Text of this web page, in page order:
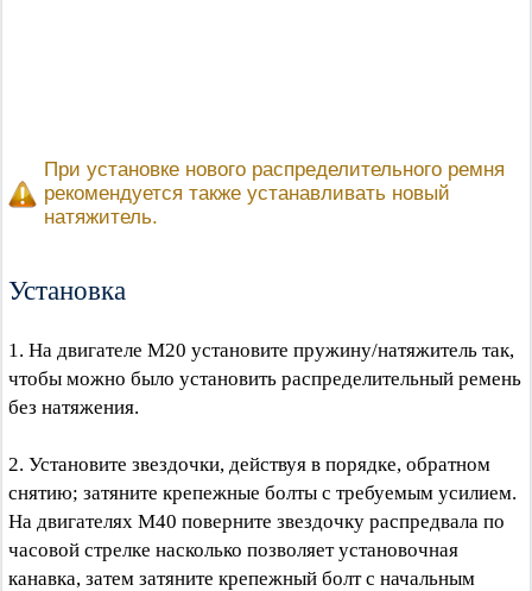
При установке нового распределительного ремня
рекомендуется также устанавливать новый
натяжитель.
Установка
1. На двигателе М20 установите пружину/натяжитель так,
чтобы можно было установить распределительный ремень
без натяжения.
2. Установите звездочки, действуя в порядке, обратном
снятию; затяните крепежные болты с требуемым усилием.
На двигателях М40 поверните звездочку распредвала по
часовой стрелке насколько позволяет установочная
канавка, затем затяните крепежный болт с начальным